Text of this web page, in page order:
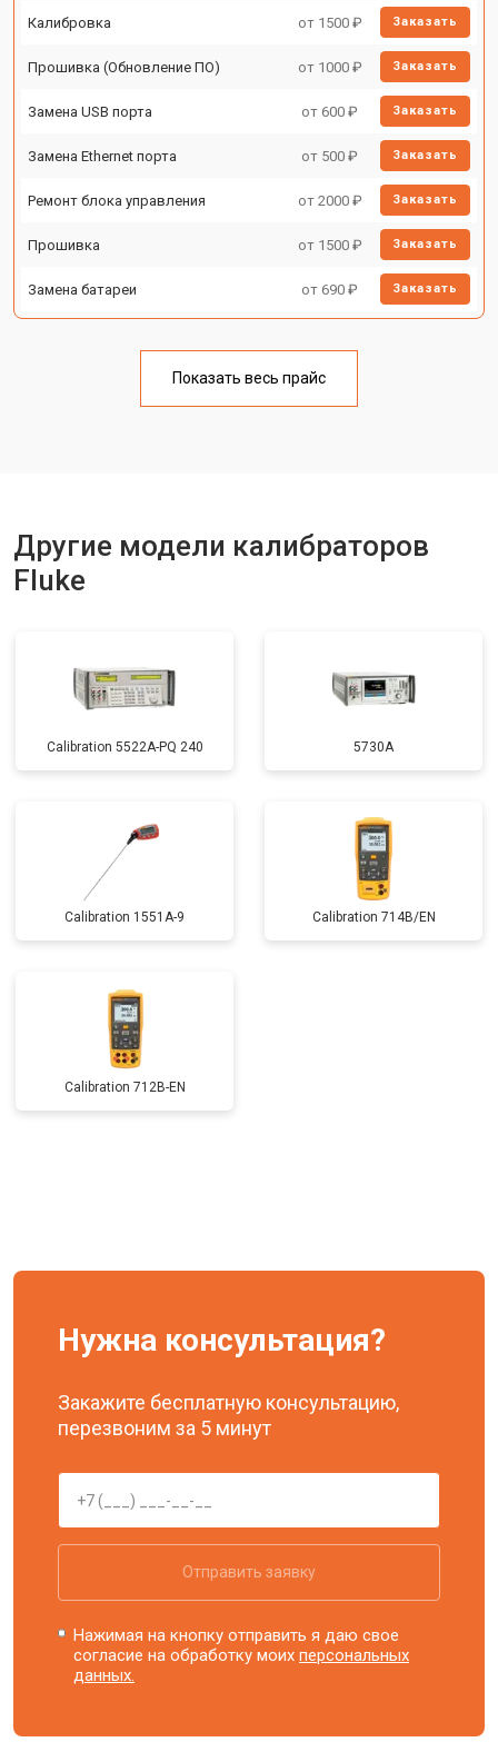
Калибровка от 1500 ₽ Заказать
Прошивка (Обновление ПО) от 1000 ₽ Заказать
Замена USB порта от 600 ₽ Заказать
Замена Ethernet порта от 500 ₽ Заказать
Ремонт блока управления от 2000 ₽ Заказать
Прошивка от 1500 ₽ Заказать
Замена батареи от 690 ₽ Заказать
Показать весь прайс
Другие модели калибраторов
Fluke
Calibration 5522A-PQ 240 5730A
Calibration 1551A-9 Calibration 714B/EN
Calibration 712B-EN
Нужна консультация?
Закажите бесплатную консультацию,
перезвоним за 5 минут
Отправить заявку
Нажимая на кнопку отправить я даю свое
согласие на обработку моихперсональных
данных.